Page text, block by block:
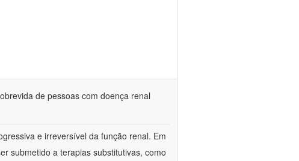
de pessoas com doença renal
e irreversível da função renal. Em
submetido a terapias substitutivas, como